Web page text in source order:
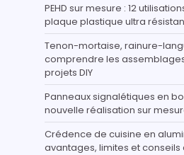
PEHD sur mesure : 12
plaque plastique ultra
Tenon-mortaise, rainure-
comprendre les
projets DIY
Panneaux signalétiques en
nouvelle réalisation sur
Crédence de cuisine en
avantages, limites et conseils